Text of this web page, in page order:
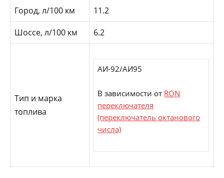
Город, л/100 км
11.2
Шоссе, л/100 км
6.2
Тип и марка
топлива
АИ-92/АИ95
В зависимости от RON
переключателя
(переключатель октанового
числа)